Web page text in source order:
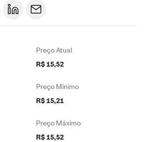
Preço Atual
R$ 15,52
Preço Mínimo
R$ 15,21
Preço Máximo
R$ 15,52